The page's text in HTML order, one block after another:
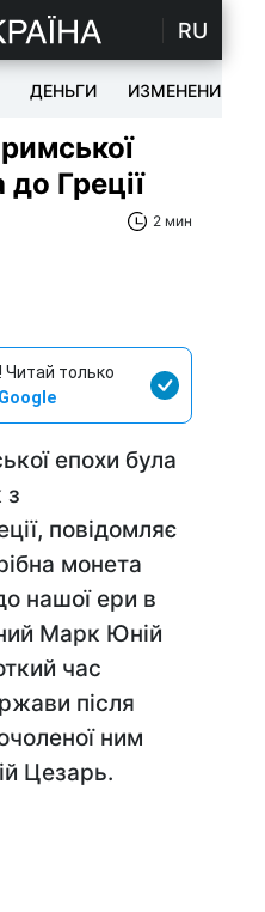
RU
ДЕНЬГИ ИЗМЕНЕНИЯ
Греції
2 мин
только
епохи була
з
повідомляє
монета
нашої ери в
Марк Юній
час
після
ним
Цезарь.